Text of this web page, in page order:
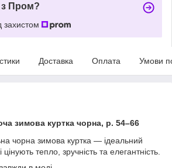
з Пром?
захистом
Доставка Оплата Умови
зимова куртка чорна, р. 54–66
чорна зимова куртка — ідеальний
цінують тепло, зручність та елегантність.